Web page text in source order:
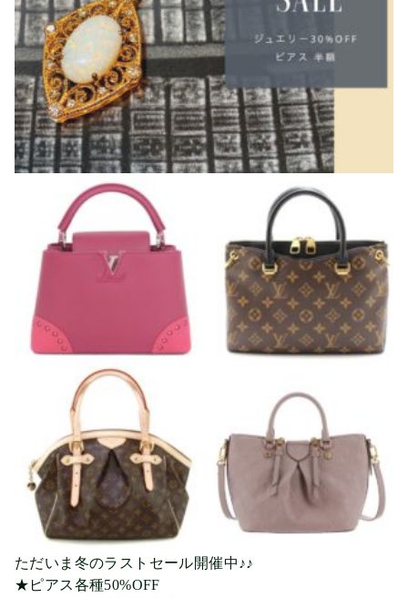
ただいま冬のラストセール開催中♪♪
★ピアス各種50%OFF